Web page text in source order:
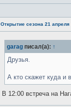
Открытие сезона 21 апреля
garag писал(а): ↑
Друзья.
А кто скажет куда и
В 12:00 встреча на